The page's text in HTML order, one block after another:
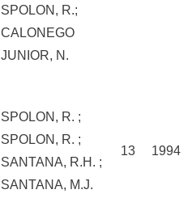
SPOLON, R.;
CALONEGO
JUNIOR, N.
SPOLON, R. ;
SPOLON, R. ;
SANTANA, R.H. ;
SANTANA, M.J.
13 1994